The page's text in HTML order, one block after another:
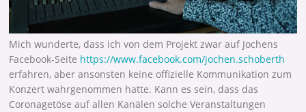
Mich wunderte, dass ich von dem Projekt zwar auf Jochens
Facebook-Seite https://www.facebook.com/jochen.schoberth
erfahren, aber ansonsten keine offizielle Kommunikation zum
Konzert wahrgenommen hatte. Kann es sein, dass das
Coronagetöse auf allen Kanälen solche Veranstaltungen